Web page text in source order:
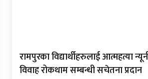
रामपुरका विद्यार्थीहरुलाई आत्महत्या
विवाह रोकथाम सम्बन्धी सचेतना प्रदान